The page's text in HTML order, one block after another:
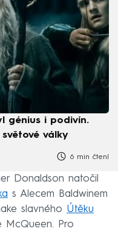
génius i podivín.
války
6 min čtení
Donaldson natočil
s Alecem Baldwinem
slavného Útěku
McQueen. Pro